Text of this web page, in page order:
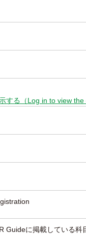
する（Log in to view the
Guideに掲載している科